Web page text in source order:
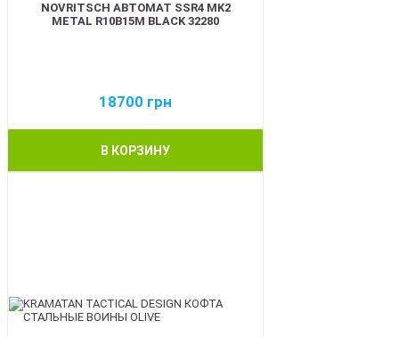
NOVRITSCH АВТОМАТ SSR4 MK2
METAL R10B15M BLACK 32280
18700 грн
В КОРЗИНУ